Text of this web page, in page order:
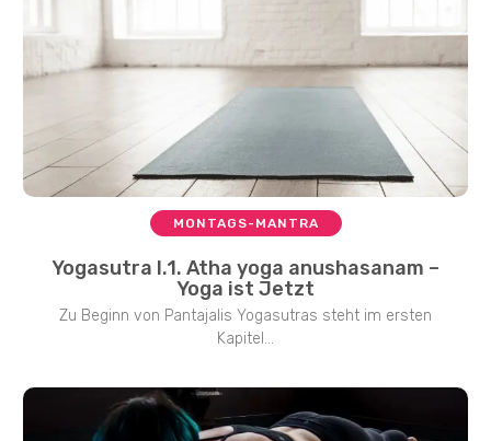
MONTAGS-MANTRA
Yogasutra I.1. Atha yoga anushasanam –
Yoga ist Jetzt
Zu Beginn von Pantajalis Yogasutras steht im ersten
Kapitel...